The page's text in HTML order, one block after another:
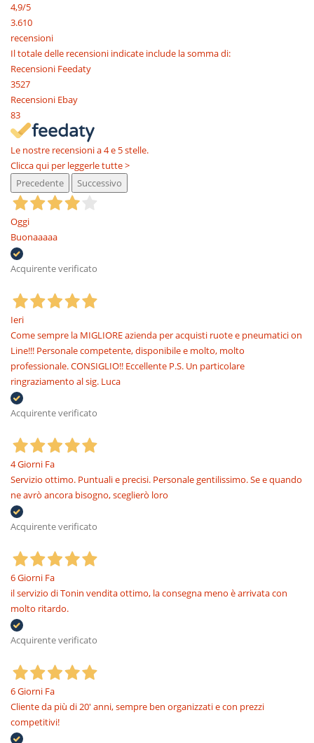
4,9/5
3.610
recensioni
Il totale delle recensioni indicate include la somma di:
Recensioni Feedaty
3527
Recensioni Ebay
83
Le nostre recensioni a 4 e 5 stelle.
Clicca qui per leggerle tutte >
Precedente
Successivo
Oggi
Buonaaaaa
Acquirente verificato
Ieri
Come sempre la MIGLIORE azienda per acquisti ruote e pneumatici on
Line!!! Personale competente, disponibile e molto, molto
professionale. CONSIGLIO!! Eccellente P.S. Un particolare
ringraziamento al sig. Luca
Acquirente verificato
4 Giorni Fa
Servizio ottimo. Puntuali e precisi. Personale gentilissimo. Se e quando
ne avrò ancora bisogno, sceglierò loro
Acquirente verificato
6 Giorni Fa
il servizio di Tonin vendita ottimo, la consegna meno è arrivata con
molto ritardo.
Acquirente verificato
6 Giorni Fa
Cliente da più di 20' anni, sempre ben organizzati e con prezzi
competitivi!